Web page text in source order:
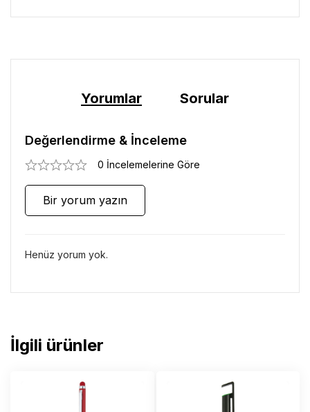
Yorumlar Sorular
Değerlendirme & İnceleme
0 İncelemelerine Göre
Bir yorum yazın
Henüz yorum yok.
İlgili ürünler